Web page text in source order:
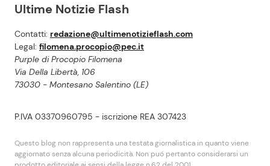
Ultime Notizie Flash
Contatti: redazione@ultimenotizieflash.com
Legal: filomena.procopio@pec.it
Purple di Procopio Filomena
Via Della Libertà, 106
73030 - Montesano Salentino (LE)
P.IVA 03370960795 - iscrizione REA 307423
Questo blog non rappresenta una testata giornalistica in quanto viene
aggiornato senza alcuna periodicità. Non puó pertanto considerarsi un